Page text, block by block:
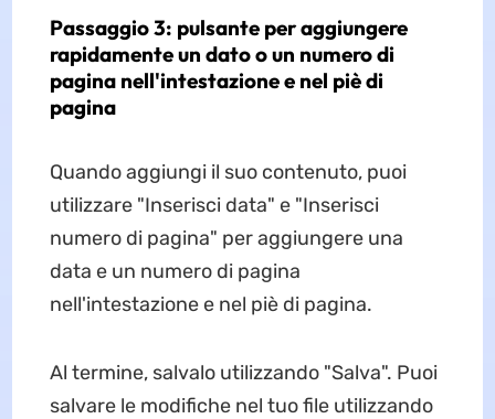
Passaggio 3: pulsante per aggiungere
rapidamente un dato o un numero di
pagina nell'intestazione e nel piè di
pagina
Quando aggiungi il suo contenuto, puoi
utilizzare "Inserisci data" e "Inserisci
numero di pagina" per aggiungere una
data e un numero di pagina
nell'intestazione e nel piè di pagina.
Al termine, salvalo utilizzando "Salva". Puoi
salvare le modifiche nel tuo file utilizzando